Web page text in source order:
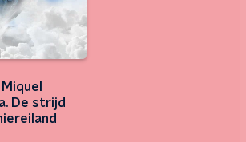
De strijd